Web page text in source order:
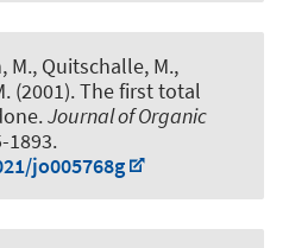
M., Quitschalle, M.,
(2001).The first total
.Journal of Organic
1893.
jo005768g